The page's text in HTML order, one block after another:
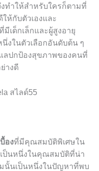
ทำให้สำหรับใครก็ตามที่
ห้กับตัวเองและ
เด็กเล็กและผู้สูงอายุ
งในตัวเลือกอันดับต้น ๆ
ลปกป้องสุขภาพของคนที่
างดี
องที่มีคุณสมบัติพิเศษใน
ป็นหนึ่งในคุณสมบัติที่น่า
มนั้นเป็นหนึ่งในปัญหาที่พบ